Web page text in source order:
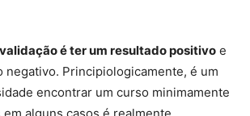
é ter um resultado positivo e
negativo. Principiologicamente, é um
encontrar um curso minimamente